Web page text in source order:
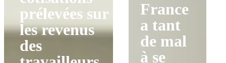
prélevées sur
les revenus
des
France
a tant
de mal
à se